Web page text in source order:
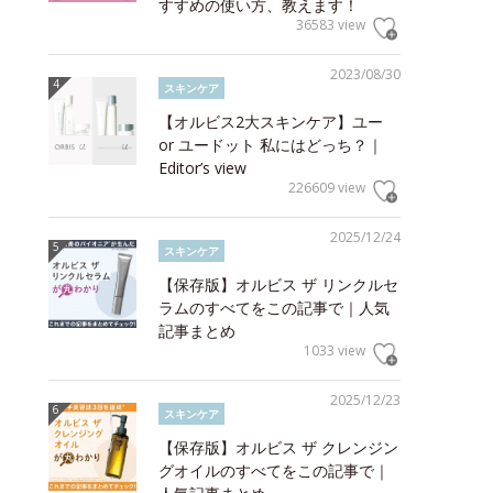
すすめの使い方、教えます！
36583 view
2023/08/30
スキンケア
【オルビス2大スキンケア】ユー
or ユードット 私にはどっち？｜
Editor’s view
226609 view
2025/12/24
スキンケア
【保存版】オルビス ザ リンクルセ
ラムのすべてをこの記事で｜人気
記事まとめ
1033 view
2025/12/23
スキンケア
【保存版】オルビス ザ クレンジン
グオイルのすべてをこの記事で｜